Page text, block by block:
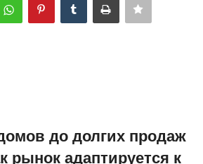
до долгих продаж
рынок адаптируется к